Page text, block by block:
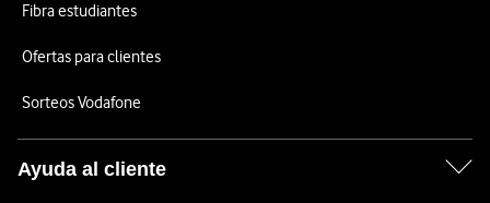
Fibra estudiantes
Ofertas para clientes
Sorteos Vodafone
Ayuda al cliente